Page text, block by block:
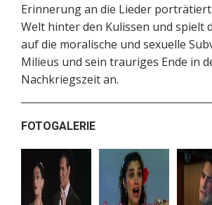
Erinnerung an die Lieder porträtiert
Welt hinter den Kulissen und spielt
auf die moralische und sexuelle
Milieus und sein trauriges Ende in
Nachkriegszeit an.
FOTOGALERIE